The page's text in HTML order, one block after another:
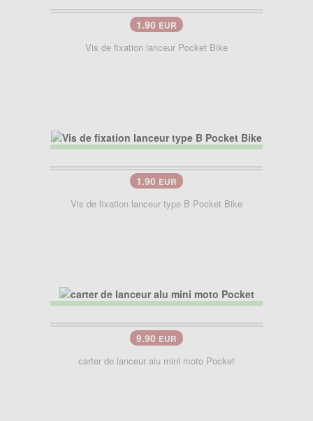
1.90 EUR
Vis de fixation lanceur Pocket Bike
1.90 EUR
Vis de fixation lanceur type B Pocket Bike
9.90 EUR
carter de lanceur alu mini moto Pocket